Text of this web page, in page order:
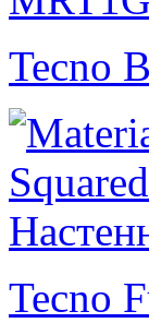
Tecno
Tecno